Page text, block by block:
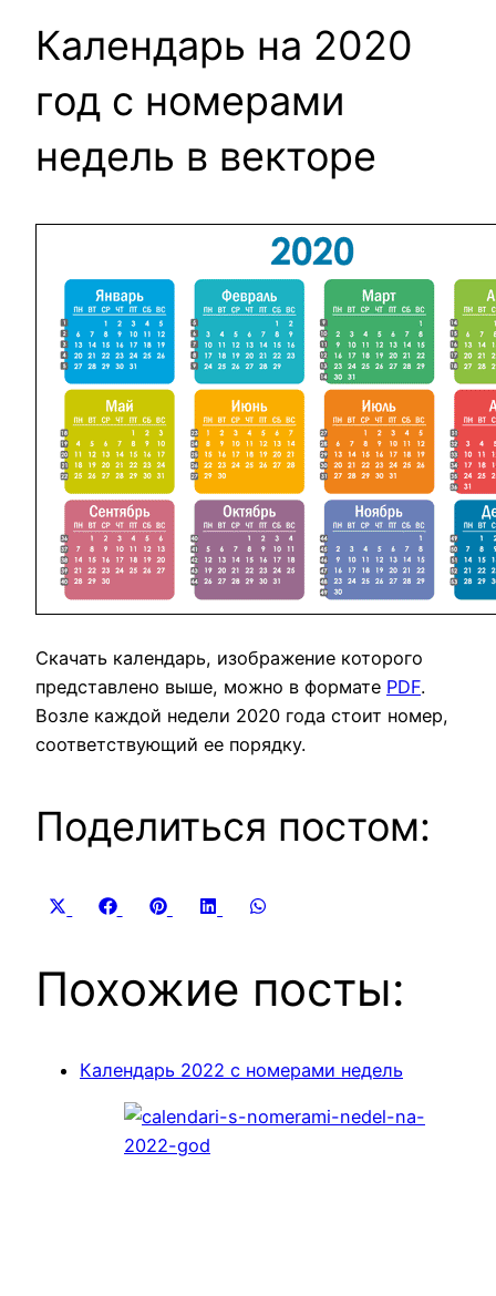
Календарь на 2020
год с номерами
недель в векторе
Скачать календарь, изображение которого
представлено выше, можно в формате PDF.
Возле каждой недели 2020 года стоит номер,
соответствующий ее порядку.
Поделиться постом:
Share
Share
Facebook
Share
PinterestShare
LinkedIn
Похожие посты:
Календарь 2022 с номерами недель